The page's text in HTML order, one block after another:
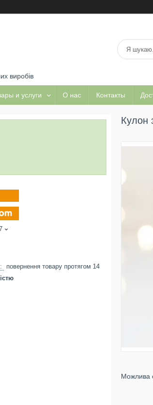
виробів
и услуги О нас Контакты
Кулон
повернення товару протягом 14